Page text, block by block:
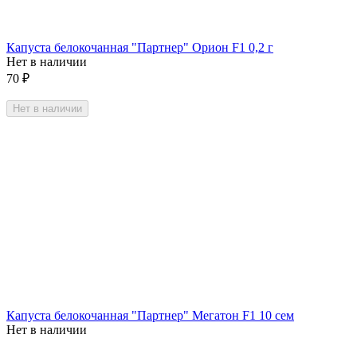
Капуста белокочанная "Партнер" Орион F1 0,2 г
Нет в наличии
70 ₽
Нет в наличии
Капуста белокочанная "Партнер" Мегатон F1 10 сем
Нет в наличии